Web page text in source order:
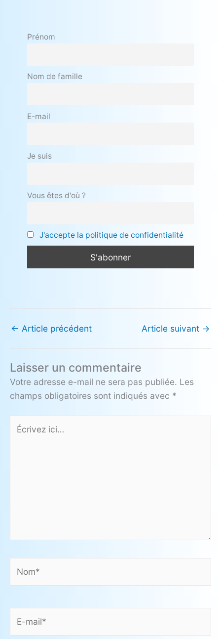
Prénom
Nom de famille
E-mail
Je suis
Vous êtes d'où ?
J'accepte la politique de confidentialité
← Article précédent Article suivant →
Laisser un commentaire
Votre adresse e-mail ne sera pas publiée. Les
champs obligatoires sont indiqués avec *
Écrivez
ici…
mail*